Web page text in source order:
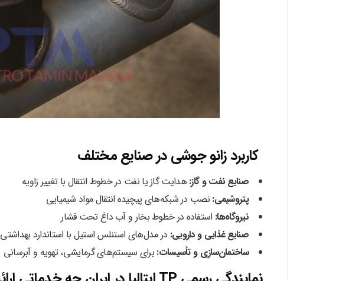
کاربرد زانو جوشی در صنایع مختلف
صنایع نفت و گاز: هدایت گاز یا نفت در خطوط انتقال با تغییر زاویه
پتروشیمی: نصب در شبکه‌های پیچیده انتقال مواد شیمیایی
نیروگاه‌ها: استفاده در خطوط بخار و آب داغ تحت فشار
صنایع غذایی و دارویی: در مدل‌های استنلس استیل با استاندارد بهداشتی
ساختمان‌سازی و تأسیسات: برای سیستم‌های گرمایشی، تهویه و آبرسانی